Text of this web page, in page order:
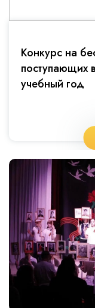
Конкурс на
поступающих
учебный год